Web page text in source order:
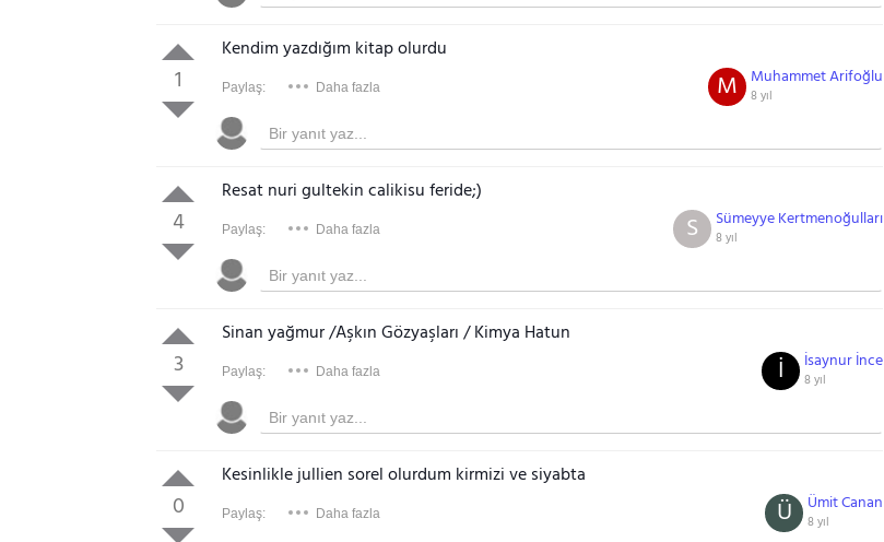
1
Kendim yazdığım kitap olurdu
Paylaş: Daha fazla Muhammet Arifoğlu
8 yıl
M
4
Resat nuri gultekin calikisu feride;)
Paylaş: Daha fazla Sümeyye Kertmenoğulları
8 yıl
S
3
Sinan yağmur /Aşkın Gözyaşları / Kimya Hatun
Paylaş: Daha fazla İsaynur İnce
8 yıl
İ
0
Kesinlikle jullien sorel olurdum kirmizi ve siyabta
Paylaş: Daha fazla Ümit Canan
8 yıl
Ü